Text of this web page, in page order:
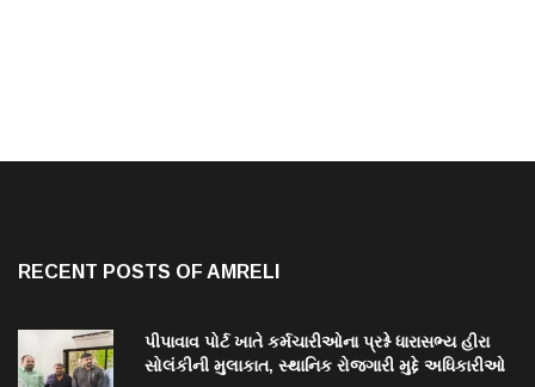
RECENT POSTS OF AMRELI
પીપાવાવ પોર્ટ ખાતે કર્મચારીઓના પ્રશ્ને ધારાસભ્ય હીરા
સોલંકીની મુલાકાત, સ્થાનિક રોજગારી મુદ્દે અધિકારીઓ